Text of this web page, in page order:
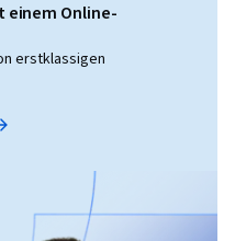
einem Online-
erstklassigen